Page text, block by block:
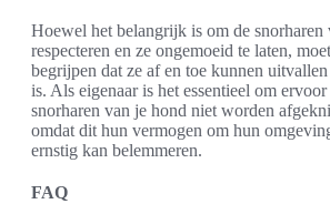
Hoewel het belangrijk is om de snorharen
respecteren en ze ongemoeid te laten,
begrijpen dat ze af en toe kunnen
is. Als eigenaar is het essentieel om
snorharen van je hond niet worden
omdat dit hun vermogen om hun
ernstig kan belemmeren.
FAQ